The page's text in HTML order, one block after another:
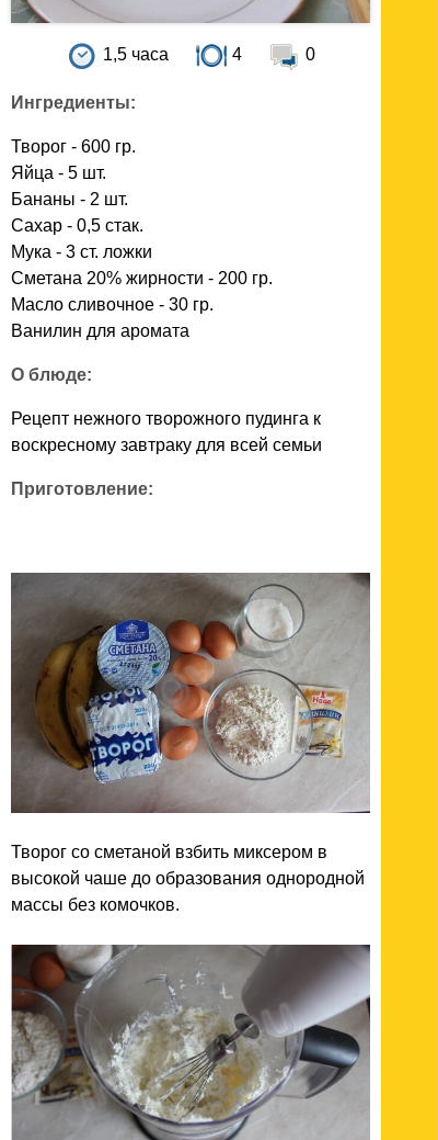
1,5 часа 4 0
Ингредиенты:
Творог - 600 гр.
Яйца - 5 шт.
Бананы - 2 шт.
Сахар - 0,5 стак.
Мука - 3 ст. ложки
Сметана 20% жирности - 200 гр.
Масло сливочное - 30 гр.
Ванилин для аромата
О блюде:
Рецепт нежного творожного пудинга к
воскресному завтраку для всей семьи
Приготовление:
Творог со сметаной взбить миксером в
высокой чаше до образования однородной
массы без комочков.